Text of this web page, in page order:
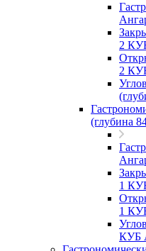
2
2
(глубина
1
1
КУБ